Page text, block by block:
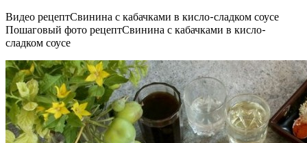
Видео рецептСвинина с кабачками в кисло-сладком соусе
Пошаговый фото рецептСвинина с кабачками в кисло-
сладком соусе